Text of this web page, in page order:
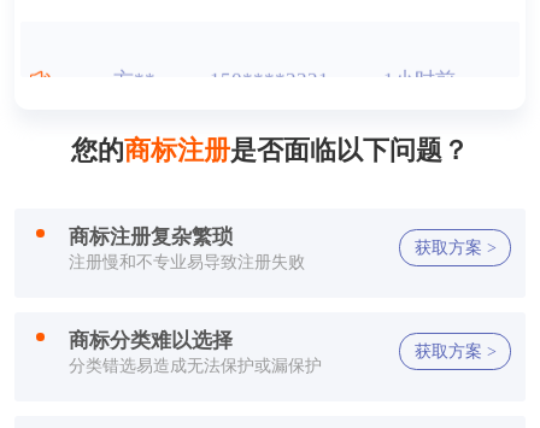
150****2321
方** 150****2321 1小时前
方** 150****2321 1小时前
您的商标注册是否面临以下问题？
商标注册复杂繁琐
注册慢和不专业易导致注册失败
获取方案 >
商标分类难以选择
分类错选易造成无法保护或漏保护
获取方案 >